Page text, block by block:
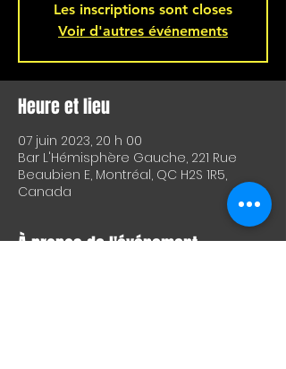
Les inscriptions sont closes
Voir d'autres événements
Heure et lieu
07 juin 2023, 20 h 00
Bar L'Hémisphère Gauche, 221 Rue
Beaubien E, Montréal, QC H2S 1R5,
Canada
À propos de l'événement